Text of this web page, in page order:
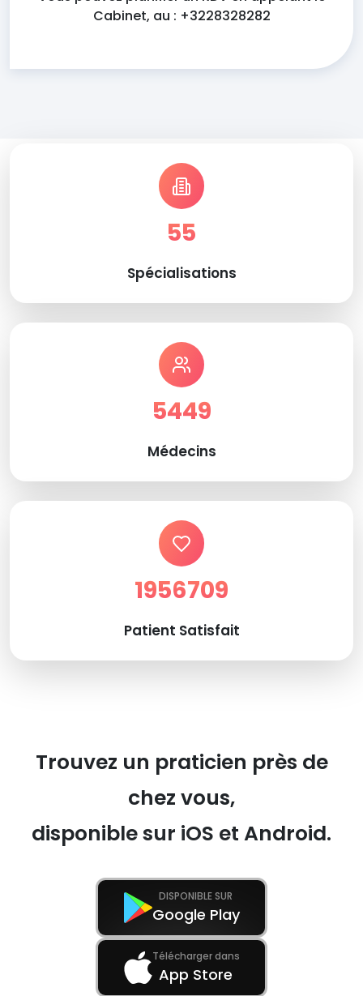
Cabinet, au : +3228328282
55
Spécialisations
5449
Médecins
1956709
Patient Satisfait
Trouvez un praticien près de
chez vous,
disponible sur iOS et Android.
DISPONIBLE SUR
Google Play
Télécharger dans
App Store